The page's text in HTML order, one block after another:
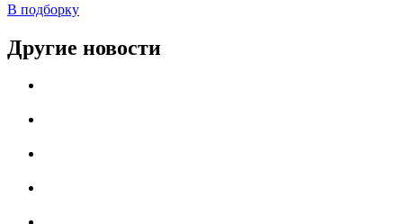
В подборку
Другие новости